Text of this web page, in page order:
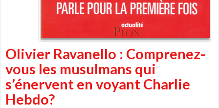
Olivier Ravanello : Comprenez-
vous les musulmans qui
s’énervent en voyant Charlie
Hebdo?